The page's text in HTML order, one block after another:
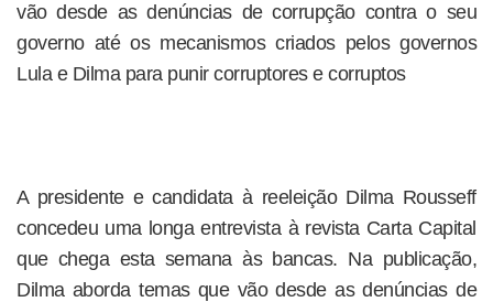
vão desde as denúncias de corrupção contra o seu
governo até os mecanismos criados pelos governos
Lula e Dilma para punir corruptores e corruptos
A presidente e candidata à reeleição Dilma Rousseff
concedeu uma longa entrevista à revista Carta Capital
que chega esta semana às bancas. Na publicação,
Dilma aborda temas que vão desde as denúncias de